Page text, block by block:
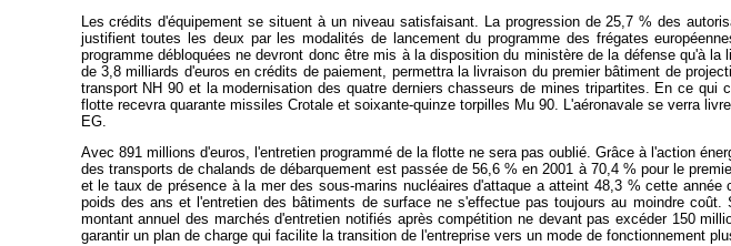
Les crédits d'équipement se situent à un niveau satisfaisant. La progression de 25,7 % des
justifient toutes les deux par les modalités de lancement du programme des frégates
programme débloquées ne devront donc être mis à la disposition du ministère de la défense qu'à
de 3,8 milliards d'euros en crédits de paiement, permettra la livraison du premier bâtiment de
transport NH 90 et la modernisation des quatre derniers chasseurs de mines tripartites. En ce
flotte recevra quarante missiles Crotale et soixante-quinze torpilles Mu 90. L'aéronavale se verra
EG.
Avec 891 millions d'euros, l'entretien programmé de la flotte ne sera pas oublié. Grâce à l'action
des transports de chalands de débarquement est passée de 56,6 % en 2001 à 70,4 % pour le
et le taux de présence à la mer des sous-marins nucléaires d'attaque a atteint 48,3 % cette
poids des ans et l'entretien des bâtiments de surface ne s'effectue pas toujours au moindre
montant annuel des marchés d'entretien notifiés après compétition ne devant pas excéder 150
garantir un plan de charge qui facilite la transition de l'entreprise vers un mode de fonctionnement